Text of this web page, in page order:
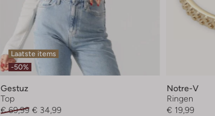
Laatste items
-50%
Gestuz
Top
€ 69,99 € 34,99
Notre-V
Ringen
€ 19,99